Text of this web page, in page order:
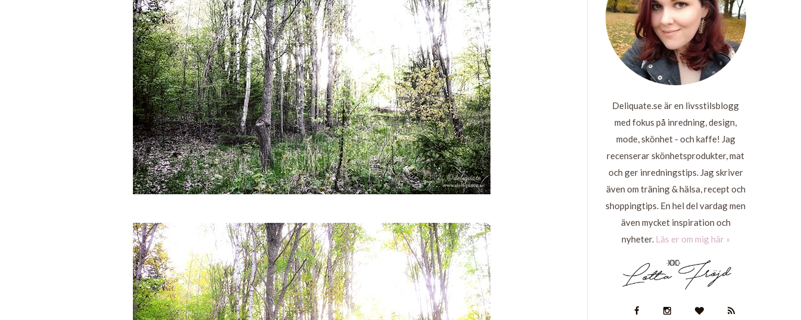
Deliquate.se är en livsstilsblogg
med fokus på inredning, design,
mode, skönhet - och kaffe! Jag
recenserar skönhetsprodukter, mat
och ger inredningstips. Jag skriver
även om träning & hälsa, recept och
shoppingtips. En hel del vardag men
även mycket inspiration och
nyheter. Läs er om mig här »